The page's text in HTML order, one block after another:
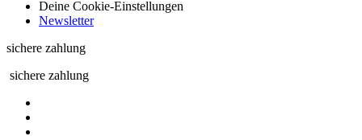
Deine Cookie-Einstellungen
Newsletter
sichere zahlung
sichere zahlung